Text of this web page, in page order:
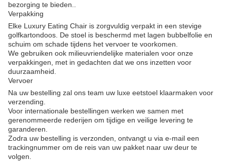
bezorging te bieden..
Verpakking
Elke Luxury Eating Chair is zorgvuldig verpakt in een stevige
golfkartondoos. De stoel is beschermd met lagen bubbelfolie en
schuim om schade tijdens het vervoer te voorkomen.
We gebruiken ook milieuvriendelijke materialen voor onze
verpakkingen, met in gedachten dat we ons inzetten voor
duurzaamheid.
Vervoer
Na uw bestelling zal ons team uw luxe eetstoel klaarmaken voor
verzending.
Voor internationale bestellingen werken we samen met
gerenommeerde rederijen om tijdige en veilige levering te
garanderen.
Zodra uw bestelling is verzonden, ontvangt u via e-mail een
trackingnummer om de reis van uw pakket naar uw deur te
volgen.